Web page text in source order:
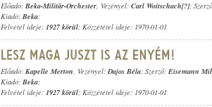
Előadó: Beka-Militär-Orchester, Vezényel: Carl Woitschach[?];
Kiadó: Beka;
Felvétel ideje: 1927 körül; Közzététel ideje: 1970-01-01
Előadó: Kapelle Merton, Vezényel:Dajos Béla; Szerző: Eisemann
Kiadó: Beka;
Felvétel ideje: 1927 körül; Közzététel ideje: 1970-01-01